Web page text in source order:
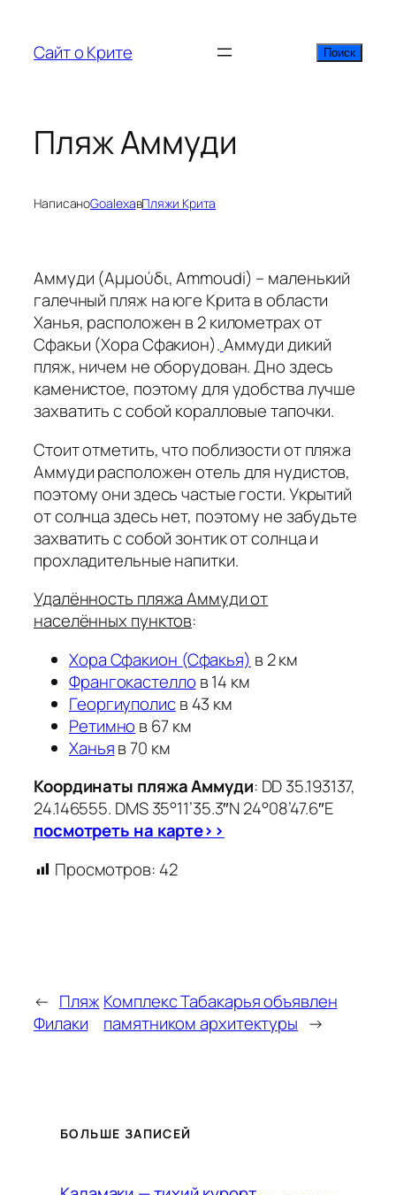
содержимому
Сайт о Крите Поиск
Поиск
Пляж Аммуди
НаписаноGoalexaвПляжи Крита
Аммуди (Αμμούδι, Ammoudi) – маленький
галечный пляж на юге Крита в области
Ханья, расположен в 2 километрах от
Сфакьи (Хора Сфакион).Аммуди дикий
пляж, ничем не оборудован. Дно здесь
каменистое, поэтому для удобства лучше
захватить с собой коралловые тапочки.
Стоит отметить, что поблизости от пляжа
Аммуди расположен отель для нудистов,
поэтому они здесь частые гости. Укрытий
от солнца здесь нет, поэтому не забудьте
захватить с собой зонтик от солнца и
прохладительные напитки.
Удалённость пляжа Аммуди от
населённых пунктов:
Хора Сфакион (Сфакья) в 2 км
Франгокастелло в 14 км
Георгиуполисв 43 км
Ретимно в 67 км
Ханьяв 70 км
Координаты пляжа Аммуди: DD 35.193137,
24.146555. DMS 35°11’35.3″N 24°08’47.6″E
посмотреть на карте>>
Просмотров: 42
← Пляж
Филаки
Комплекс Табакарья объявлен
памятником архитектуры →
БОЛЬШЕ ЗАПИСЕЙ